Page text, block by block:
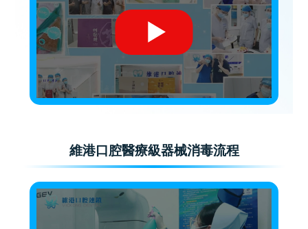
維港口腔醫療級器械消毒流程